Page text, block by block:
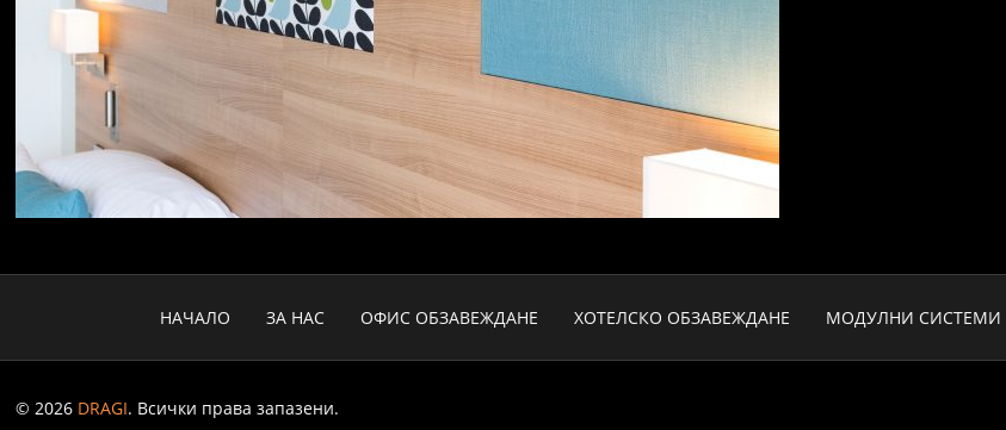
НАЧАЛО ЗА НАС ОФИС ОБЗАВЕЖДАНЕ ХОТЕЛСКО ОБЗАВЕЖДАНЕ МОДУЛНИ СИСТЕМИ
© 2026 DRAGI. Всички права запазени.